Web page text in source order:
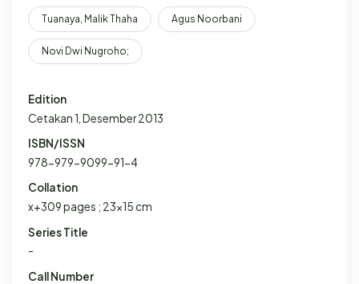
Tuanaya, Malik Thaha Agus Noorbani
Novi Dwi Nugroho;
Edition
Cetakan 1, Desember 2013
ISBN/ISSN
978-979-9099-91-4
Collation
x+309 pages ; 23x15 cm
Series Title
-
Call Number